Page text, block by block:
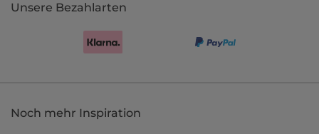
Unsere Bezahlarten
Noch mehr Inspiration